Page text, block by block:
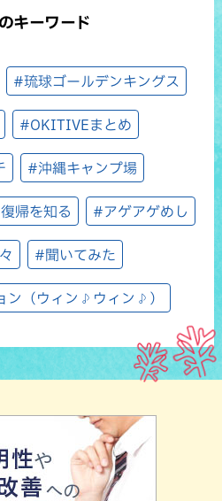
キーワード
#琉球ゴールデンキングス
#OKITIVEまとめ
#沖縄キャンプ場
帰を知る #アゲアゲめし
#聞いてみた
ン（ウィン♪ウィン♪）